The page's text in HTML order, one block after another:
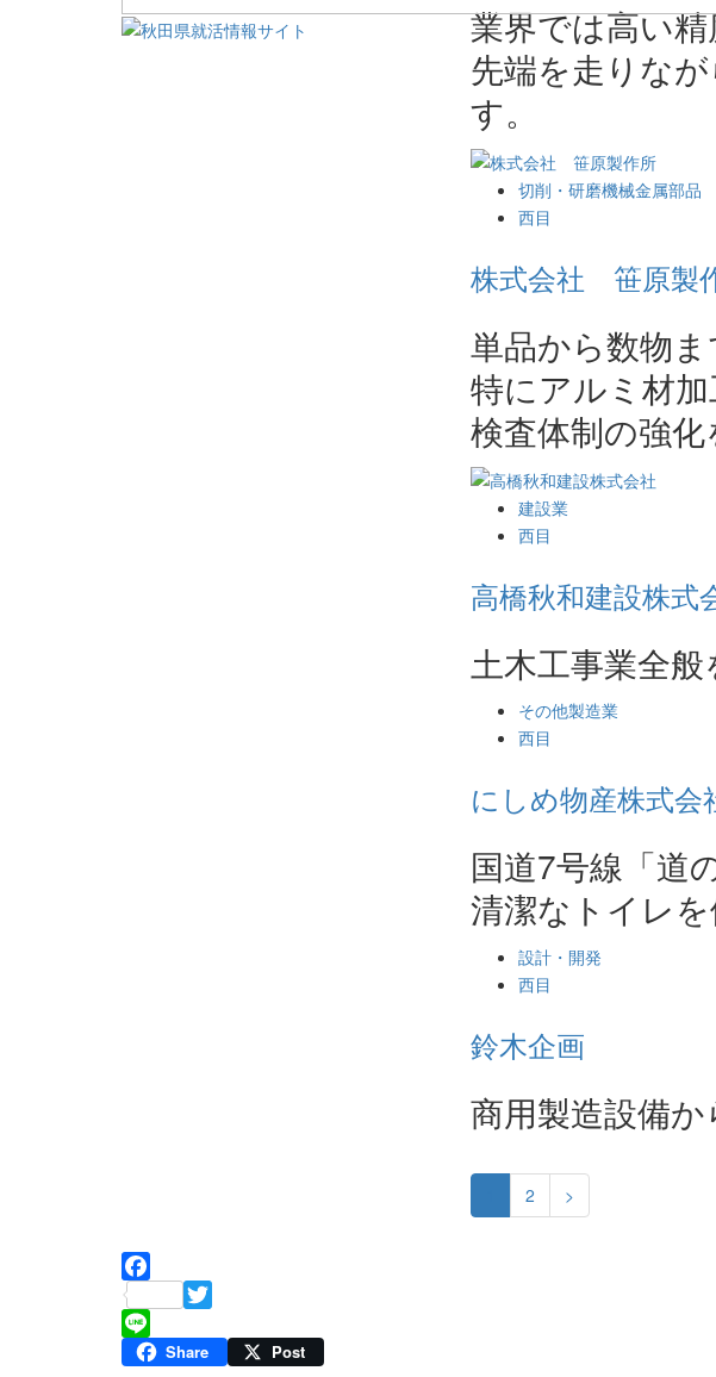
業界では高い
先端を走りな
す。
切削・研磨機械金属部品
西目
株式会社 笹原製
単品から数物ま
特にアルミ材加
検査体制の強化
建設業
西目
高橋秋和建設株式
土木工事業全般
その他製造業
西目
にしめ物産株式会
国道7号線「道
清潔なトイレを
設計・開発
西目
鈴木企画
商用製造設備か
2 >
Facebook
Twitter
Line Share Post